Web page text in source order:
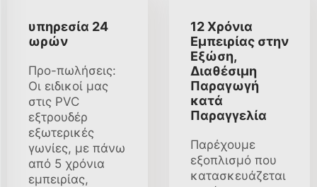
υπηρεσία 24
ωρών
Προ-πωλήσεις:
Οι ειδικοί μας
στις PVC
εξτρουδέρ
εξωτερικές
γωνίες, με πάνω
από 5 χρόνια
εμπειρίας,
12 Χρόνια
Εμπειρίας στην
Εξώση,
Διαθέσιμη
Παραγωγή
κατά
Παραγγελία
Παρέχουμε
εξοπλισμό που
κατασκευάζεται